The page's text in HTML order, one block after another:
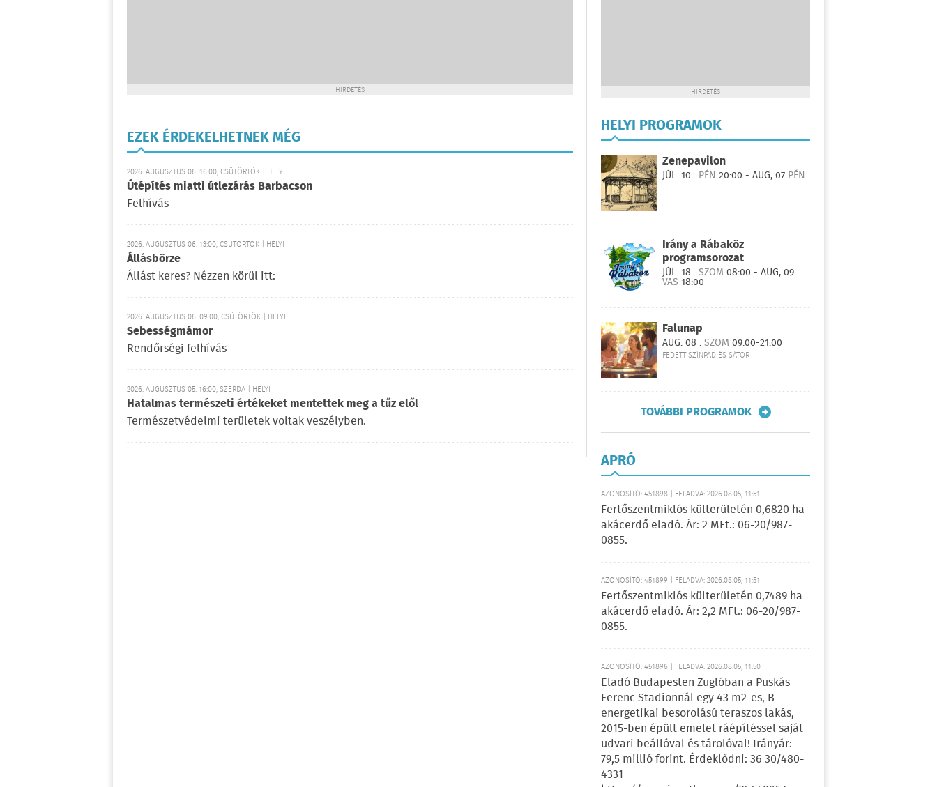
HIRDETÉS
EZEK ÉRDEKELHETNEK MÉG
2026. AUGUSZTUS 06. 16:00, CSÜTÖRTÖK | HELYI
Útépítés miatti útlezárás Barbacson
Felhívás
2026. AUGUSZTUS 06. 13:00, CSÜTÖRTÖK | HELYI
Állásbörze
Állást keres? Nézzen körül itt:
2026. AUGUSZTUS 06. 09:00, CSÜTÖRTÖK | HELYI
Sebességmámor
Rendőrségi felhívás
2026. AUGUSZTUS 05. 16:00, SZERDA | HELYI
Hatalmas természeti értékeket mentettek meg a tűz elől
Természetvédelmi területek voltak veszélyben.
HIRDETÉS
HELYI PROGRAMOK
Zenepavilon
JÚL. 10 . PÉN 20:00 - AUG, 07 PÉN
Irány a Rábaköz
programsorozat
JÚL. 18 .SZOM 08:00 - AUG, 09
VAS 18:00
Falunap
AUG. 08 .SZOM 09:00-21:00
FEDETT SZÍNPAD ÉS SÁTOR
TOVÁBBI PROGRAMOK
APRÓ
AZONOSÍTÓ: 451898 | FELADVA: 2026.08.05, 11:51
Fertőszentmiklós külterületén 0,6820 ha
akácerdő eladó. Ár: 2 MFt.: 06-20/987-
0855.
AZONOSÍTÓ: 451899 | FELADVA: 2026.08.05, 11:51
Fertőszentmiklós külterületén 0,7489 ha
akácerdő eladó. Ár: 2,2 MFt.: 06-20/987-
0855.
AZONOSÍTÓ: 451896 | FELADVA: 2026.08.05, 11:50
Eladó Budapesten Zuglóban a Puskás
Ferenc Stadionnál egy 43 m2-es, B
energetikai besorolású teraszos lakás,
2015-ben épült emelet ráépítéssel saját
udvari beállóval és tárolóval! Irányár:
79,5 millió forint. Érdeklődni: 36 30/480-
4331